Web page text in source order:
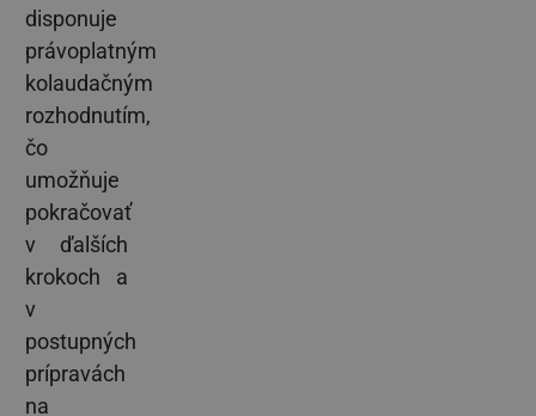
disponuje
právoplatným
kolaudačným
rozhodnutím,
čo
umožňuje
pokračovať
v ďalších
krokoch a
v
postupných
prípravách
na